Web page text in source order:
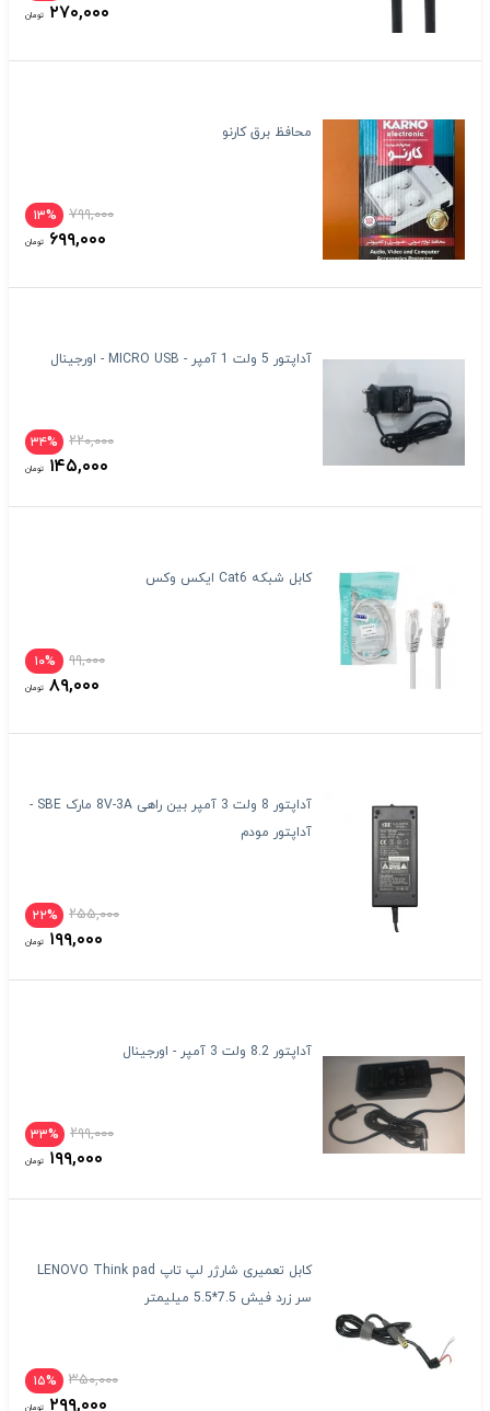
۲۷۰,۰۰۰ تومان
محافظ برق کارنو
۱۳% ۷۹۹,۰۰۰
۶۹۹,۰۰۰ تومان
آداپتور 5 ولت 1 آمپر - MICRO USB - اورجینال
۳۴% ۲۲۰,۰۰۰
۱۴۵,۰۰۰ تومان
کابل شبکه Cat6 ایکس وکس
۱۰% ۹۹,۰۰۰
۸۹,۰۰۰ تومان
آداپتور 8 ولت 3 آمپر بین راهی 8V-3A مارک SBE -
آداپتور مودم
۲۲% ۲۵۵,۰۰۰
۱۹۹,۰۰۰ تومان
آداپتور 8.2 ولت 3 آمپر - اورجینال
۳۳% ۲۹۹,۰۰۰
۱۹۹,۰۰۰ تومان
کابل تعمیری شارژر لپ تاپ LENOVO Think pad
سر زرد فیش 7.5*5.5 میلیمتر
۱۵% ۳۵۰,۰۰۰
۲۹۹,۰۰۰ تومان